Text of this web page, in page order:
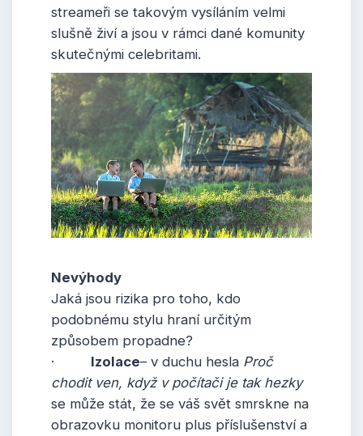
streameři se takovým vysíláním velmi
slušně živí a jsou v rámci dané komunity
skutečnými celebritami.
Nevýhody
Jaká jsou rizika pro toho, kdo
podobnému stylu hraní určitým
způsobem propadne?
· Izolace– v duchu hesla Proč
chodit ven, když v počítači je tak hezky
se může stát, že se váš svět smrskne na
obrazovku monitoru plus příslušenství a